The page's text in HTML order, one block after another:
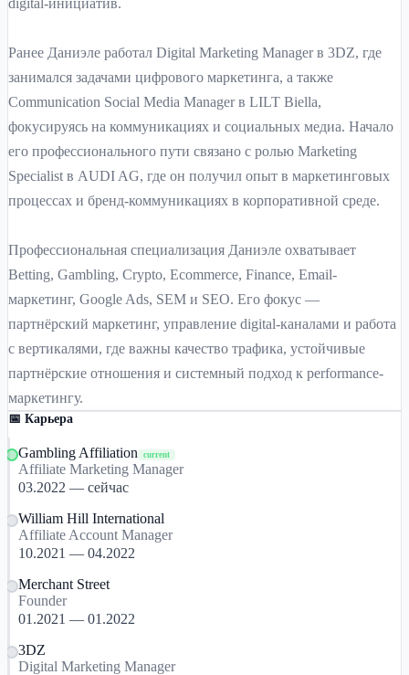
digital-инициатив.
Ранее Даниэле работал Digital Marketing Manager в 3DZ, где
занимался задачами цифрового маркетинга, а также
Communication Social Media Manager в LILT Biella,
фокусируясь на коммуникациях и социальных медиа. Начало
его профессионального пути связано с ролью Marketing
Specialist в AUDI AG, где он получил опыт в маркетинговых
процессах и бренд-коммуникациях в корпоративной среде.
Профессиональная специализация Даниэле охватывает
Betting, Gambling, Crypto, Ecommerce, Finance, Email-
маркетинг, Google Ads, SEM и SEO. Его фокус —
партнёрский маркетинг, управление digital-каналами и работа
с вертикалями, где важны качество трафика, устойчивые
партнёрские отношения и системный подход к performance-
маркетингу.
📅 Карьера
Gambling Affiliation current
Affiliate Marketing Manager
03.2022 — сейчас
William Hill International
Affiliate Account Manager
10.2021 — 04.2022
Merchant Street
Founder
01.2021 — 01.2022
3DZ
Digital Marketing Manager